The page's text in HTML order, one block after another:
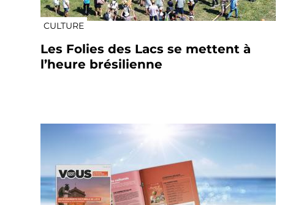
CULTURE
Les Folies des Lacs se mettent à
l’heure brésilienne